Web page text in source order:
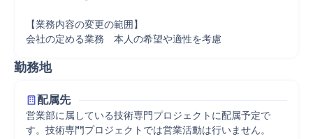
【業務内容の変更の範囲】
会社の定める業務　本人の希望や適性を考慮
勤務地
配属先
営業部に属している技術専門プロジェクトに配属予定で
す。技術専門プロジェクトでは営業活動は行いません。